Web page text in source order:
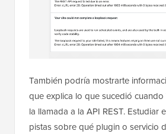
También podría mostrarte
que explica lo que sucedió cuando
la llamada a la API REST. Estudiar
pistas sobre qué plugin o servicio